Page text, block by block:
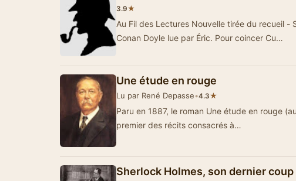
3.9★
Au Fil des Lectures Nouvelle tirée du recueil
Conan Doyle lue par Éric. Pour coincer Cu…
Une étude en rouge
Lu par René Depasse•4.3★
Paru en 1887, le roman Une étude en rouge
premier des récits consacrés à…
Sherlock Holmes, son dernier coup